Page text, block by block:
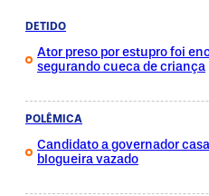
DETIDO
Ator preso por estupro foi
segurando cueca de criança
POLÊMICA
Candidato a governador
blogueira vazado